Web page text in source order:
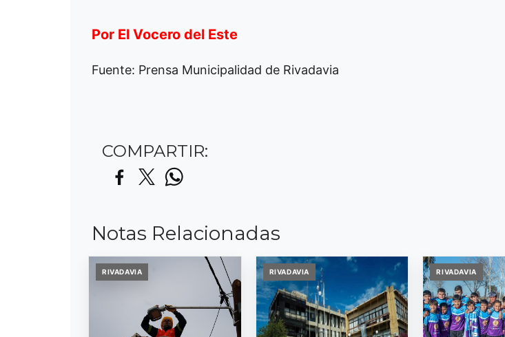
Por El Vocero del Este
Fuente: Prensa Municipalidad de Rivadavia
COMPARTIR:
Notas Relacionadas
RIVADAVIA RIVADAVIA RIVADAVIA